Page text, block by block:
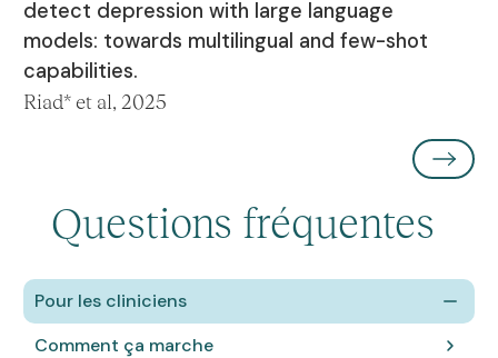
detect depression with large language
models: towards multilingual and few-shot
capabilities.
Riad* et al, 2025
Questions fréquentes
Pour les cliniciens
Comment ça marche